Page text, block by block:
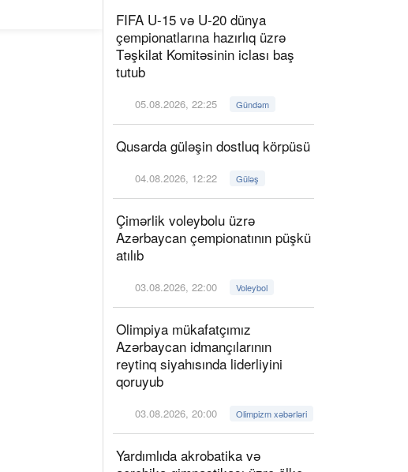
FIFA U-15 və U-20 dünya
çempionatlarına hazırlıq üzrə
Təşkilat Komitəsinin iclası baş
tutub
05.08.2026, 22:25 Gündəm
Qusarda güləşin dostluq körpüsü
04.08.2026, 12:22 Güləş
Çimərlik voleybolu üzrə
Azərbaycan çempionatının püşkü
atılıb
03.08.2026, 22:00 Voleybol
Olimpiya mükafatçımız
Azərbaycan idmançılarının
reytinq siyahısında liderliyini
qoruyub
03.08.2026, 20:00 Olimpizm xəbərləri
Yardımlıda akrobatika və